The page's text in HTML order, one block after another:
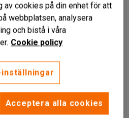
Liknande produkter
av cookies på din enhet för att
webbplatsen, analysera
och bistå i våra
Cookie policy
Acceptera alla cookies